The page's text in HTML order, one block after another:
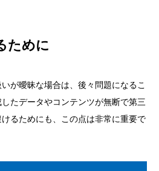
ために
が曖昧な場合は、後々問題になるこ
たデータやコンテンツが無断で第三
るためにも、この点は非常に重要で